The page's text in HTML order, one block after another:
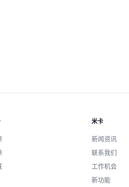
米卡
新闻资讯
联系我们
工作机会
新功能